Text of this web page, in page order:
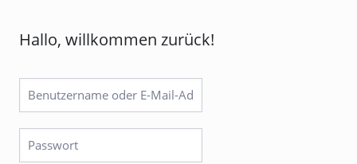
Hallo, willkommen zurück!